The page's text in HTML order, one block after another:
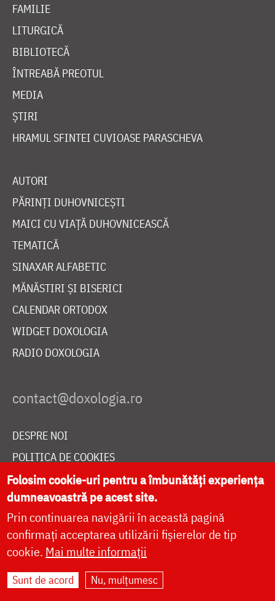
FAMILIE
LITURGICĂ
BIBLIOTECĂ
ÎNTREABĂ PREOTUL
MEDIA
ȘTIRI
HRAMUL SFINTEI CUVIOASE PARASCHEVA
AUTORI
PĂRINȚI DUHOVNICEȘTI
MAICI CU VIAȚĂ DUHOVNICEASCĂ
TEMATICĂ
SINAXAR ALFABETIC
MĂNĂSTIRI ȘI BISERICI
CALENDAR ORTODOX
WIDGET DOXOLOGIA
RADIO DOXOLOGIA
DESPRE NOI
POLITICA DE COOKIES
DONEAZĂ ONLINE PENTRU CATEDRALA NAȚIONALĂ
LIVE
Site dezvoltat deDOXOLOGIA MEDIA
Folosim cookie-uri pentru a îmbunătăți experiența
dumneavoastră pe acest site.
Prin continuarea navigării în această pagină
confirmați acceptarea utilizării fișierelor de tip
cookie. Mai multe informații
Sunt de acord Nu, mulțumesc